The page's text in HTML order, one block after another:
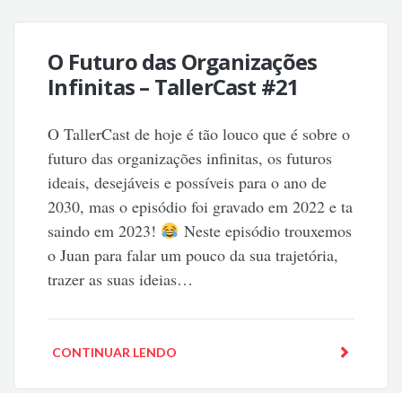
O Futuro das Organizações
Infinitas – TallerCast #21
O TallerCast de hoje é tão louco que é sobre o
futuro das organizações infinitas, os futuros
ideais, desejáveis e possíveis para o ano de
2030, mas o episódio foi gravado em 2022 e ta
saindo em 2023!
Neste episódio trouxemos
o Juan para falar um pouco da sua trajetória,
trazer as suas ideias…
CONTINUAR LENDO